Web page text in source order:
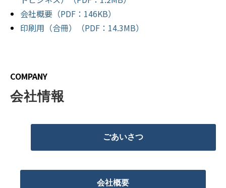
会社概要（PDF：146KB）
印刷用（合冊）（PDF：14.3MB）
COMPANY
会社情報
ごあいさつ
会社概要